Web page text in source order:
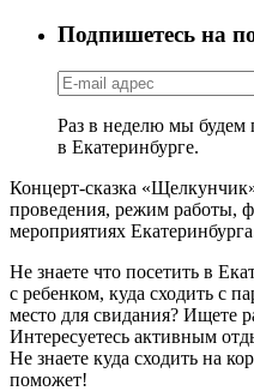
Подпишетесь на
Раз в неделю мы будем
в Екатеринбурге.
Концерт-сказка
проведения, режим работы,
мероприятиях
Не знаете что посетить в
с ребенком, куда сходить с
место для свидания? Ищете
Интересуетесь активным
Не знаете куда сходить на
поможет!